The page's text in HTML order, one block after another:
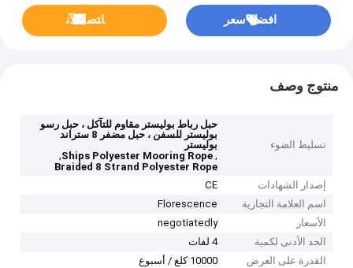
افضل سعر ﺎﺘﺼﻟ ﺍﻶﻧ
منتوج وصف
تسليط الضوء
حبل رباط بوليستر مقاوم للتآكل ، حبل رسو
بوليستر للسفن ، حبل مضفر 8 ستراند
بوليستر
,
Ships Polyester Mooring Rope
,
Braided 8 Strand Polyester Rope
إصدار الشهادات
CE
اسم العلامة التجارية
Florescence
الأسعار
negotiatedly
الحد الأدنى لكمية
4 لفات
القدرة على العرض
10000 كلغ / أسبوع